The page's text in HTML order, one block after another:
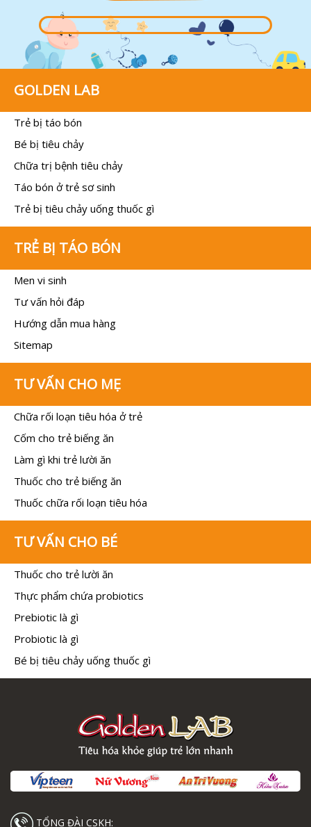
GOLDEN LAB
Trẻ bị táo bón
Bé bị tiêu chảy
Chữa trị bệnh tiêu chảy
Táo bón ở trẻ sơ sinh
Trẻ bị tiêu chảy uống thuốc gì
TRẺ BỊ TÁO BÓN
Men vi sinh
Tư vấn hỏi đáp
Hướng dẫn mua hàng
Sitemap
TƯ VẤN CHO MẸ
Chữa rối loạn tiêu hóa ở trẻ
Cốm cho trẻ biếng ăn
Làm gì khi trẻ lười ăn
Thuốc cho trẻ biếng ăn
Thuốc chữa rối loạn tiêu hóa
TƯ VẤN CHO BÉ
Thuốc cho trẻ lười ăn
Thực phẩm chứa probiotics
Prebiotic là gì
Probiotic là gì
Bé bị tiêu chảy uống thuốc gì
TỔNG ĐÀI CSKH: